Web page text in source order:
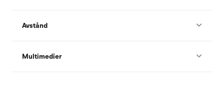
Avstånd
Multimedier